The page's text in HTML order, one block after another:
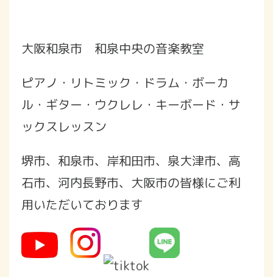
大阪和泉市 和泉中央の音楽教室
ピアノ・リトミック・ドラム・ボーカ
ル・ギター・ウクレレ・キーボード・サ
ックスレッスン
堺市、和泉市、岸和田市、泉大津市、高
石市、河内長野市、大阪市の皆様にご利
用いただいております